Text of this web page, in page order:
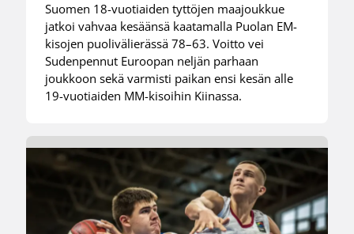
Suomen 18-vuotiaiden tyttöjen maajoukkue
jatkoi vahvaa kesäänsä kaatamalla Puolan EM-
kisojen puolivälierässä 78–63. Voitto vei
Sudenpennut Euroopan neljän parhaan
joukkoon sekä varmisti paikan ensi kesän alle
19-vuotiaiden MM-kisoihin Kiinassa.